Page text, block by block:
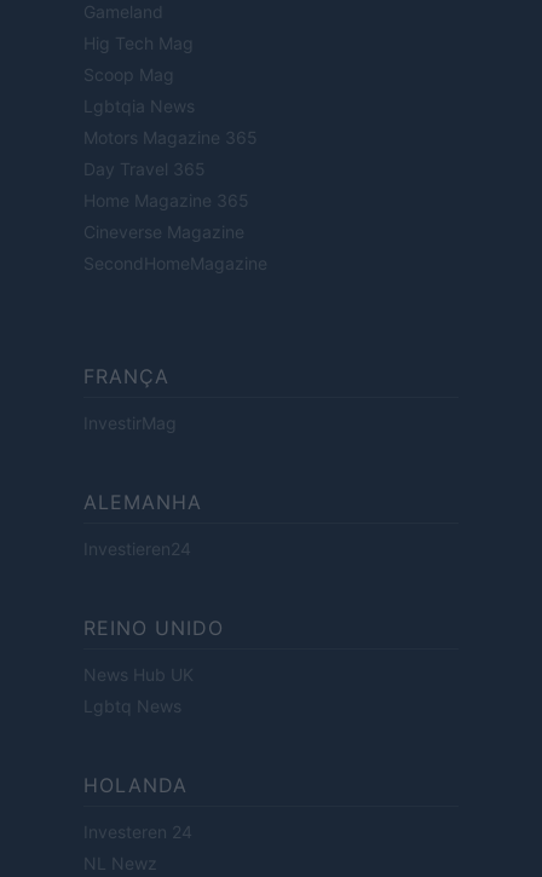
Gameland
Hig Tech Mag
Scoop Mag
Lgbtqia News
Motors Magazine 365
Day Travel 365
Home Magazine 365
Cineverse Magazine
SecondHomeMagazine
FRANÇA
InvestirMag
ALEMANHA
Investieren24
REINO UNIDO
News Hub UK
Lgbtq News
HOLANDA
Investeren 24
NL Newz